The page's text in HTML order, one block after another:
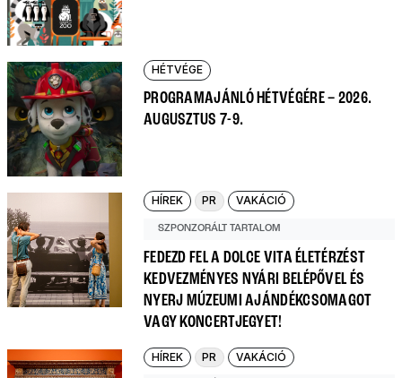
HÉTVÉGE
PROGRAMAJÁNLÓ HÉTVÉGÉRE – 2026.
AUGUSZTUS 7-9.
HÍREK PR VAKÁCIÓ
SZPONZORÁLT TARTALOM
FEDEZD FEL A DOLCE VITA ÉLETÉRZÉST
KEDVEZMÉNYES NYÁRI BELÉPŐVEL ÉS
NYERJ MÚZEUMI AJÁNDÉKCSOMAGOT
VAGY KONCERTJEGYET!
HÍREK PR VAKÁCIÓ